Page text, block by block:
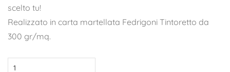
scelto tu!
Realizzato in carta martellata Fedrigoni Tintoretto da
300 gr/mq.
Poster